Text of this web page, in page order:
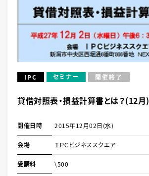
IPC セミナー 開催終了
貸借対照表・損益計算書とは？(12月)
開催日時 2015年12月02日(水)
会場 ＩＰＣビジネススクエア
受講料 \500